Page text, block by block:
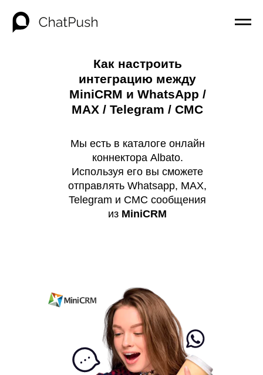
Как настроить
интеграцию между
MiniCRM и WhatsApp /
MAX / Telegram / СМС
Мы есть в каталоге онлайн
коннектора Albato.
Используя его вы сможете
отправлять Whatsapp, MAX,
Telegram и СМС сообщения
из MiniCRM